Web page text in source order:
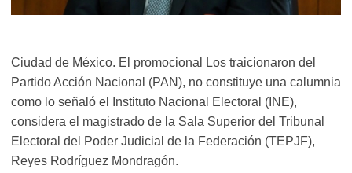
Ciudad de México. El promocional Los traicionaron del
Partido Acción Nacional (PAN), no constituye una calumnia
como lo señaló el Instituto Nacional Electoral (INE),
considera el magistrado de la Sala Superior del Tribunal
Electoral del Poder Judicial de la Federación (TEPJF),
Reyes Rodríguez Mondragón.